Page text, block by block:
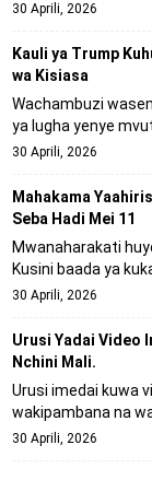
30 Aprili, 2026
Kauli ya Trump
wa Kisiasa
Wachambuzi
ya lugha yenye
30 Aprili, 2026
Mahakama
Seba Hadi Mei 11
Mwanaharakati
Kusini baada ya
30 Aprili, 2026
Urusi Yadai Video
Nchini Mali.
Urusi imedai kuwa
wakipambana na
30 Aprili, 2026